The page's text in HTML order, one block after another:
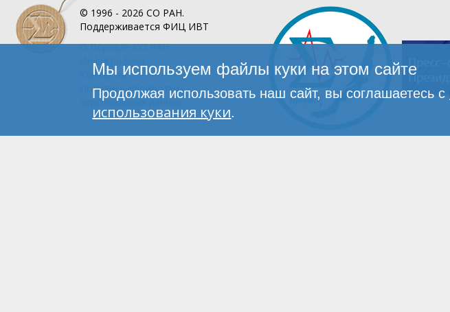
© 1996 - 2026 СО РАН.
Поддерживается ФИЦ ИВТ
О ПорталеСО РАН
Инфографика
Контакты
Политика обработки
персональных данных
Мы используем файлы куки на этом сайте
Продолжая использовать наш сайт, вы соглашаетесь с
использования куки.